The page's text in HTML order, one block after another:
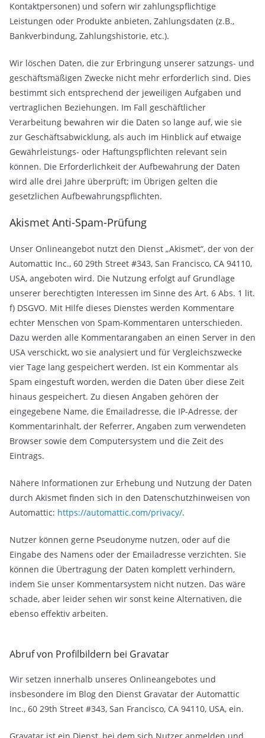
Kontaktpersonen) und sofern wir zahlungspflichtige
Leistungen oder Produkte anbieten, Zahlungsdaten (z.B.,
Bankverbindung, Zahlungshistorie, etc.).
Wir löschen Daten, die zur Erbringung unserer satzungs- und
geschäftsmäßigen Zwecke nicht mehr erforderlich sind. Dies
bestimmt sich entsprechend der jeweiligen Aufgaben und
vertraglichen Beziehungen. Im Fall geschäftlicher
Verarbeitung bewahren wir die Daten so lange auf, wie sie
zur Geschäftsabwicklung, als auch im Hinblick auf etwaige
Gewährleistungs- oder Haftungspflichten relevant sein
können. Die Erforderlichkeit der Aufbewahrung der Daten
wird alle drei Jahre überprüft; im Übrigen gelten die
gesetzlichen Aufbewahrungspflichten.
Akismet Anti-Spam-Prüfung
Unser Onlineangebot nutzt den Dienst „Akismet“, der von der
Automattic Inc., 60 29th Street #343, San Francisco, CA 94110,
USA, angeboten wird. Die Nutzung erfolgt auf Grundlage
unserer berechtigten Interessen im Sinne des Art. 6 Abs. 1 lit.
f) DSGVO. Mit Hilfe dieses Dienstes werden Kommentare
echter Menschen von Spam-Kommentaren unterschieden.
Dazu werden alle Kommentarangaben an einen Server in den
USA verschickt, wo sie analysiert und für Vergleichszwecke
vier Tage lang gespeichert werden. Ist ein Kommentar als
Spam eingestuft worden, werden die Daten über diese Zeit
hinaus gespeichert. Zu diesen Angaben gehören der
eingegebene Name, die Emailadresse, die IP-Adresse, der
Kommentarinhalt, der Referrer, Angaben zum verwendeten
Browser sowie dem Computersystem und die Zeit des
Eintrags.
Nähere Informationen zur Erhebung und Nutzung der Daten
durch Akismet finden sich in den Datenschutzhinweisen von
Automattic: https://automattic.com/privacy/.
Nutzer können gerne Pseudonyme nutzen, oder auf die
Eingabe des Namens oder der Emailadresse verzichten. Sie
können die Übertragung der Daten komplett verhindern,
indem Sie unser Kommentarsystem nicht nutzen. Das wäre
schade, aber leider sehen wir sonst keine Alternativen, die
ebenso effektiv arbeiten.
Abruf von Profilbildern bei Gravatar
Wir setzen innerhalb unseres Onlineangebotes und
insbesondere im Blog den Dienst Gravatar der Automattic
Inc., 60 29th Street #343, San Francisco, CA 94110, USA, ein.